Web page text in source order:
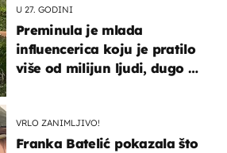
U 27. GODINI
Preminula je mlada
influencerica koju je pratilo
više od milijun ljudi, dugo se
VRLO ZANIMLJIVO!
Franka Batelić pokazala što